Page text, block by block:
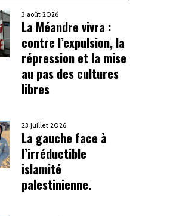
3 août 2026
La Méandre vivra :
contre l’expulsion, la
répression et la mise
au pas des cultures
libres
23 juillet 2026
La gauche face à
l’irréductible
islamité
palestinienne.